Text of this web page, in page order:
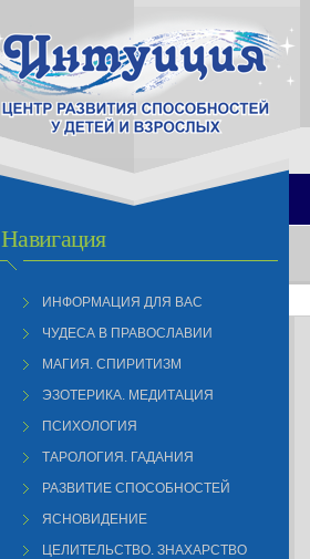
Навигация
ИНФОРМАЦИЯ ДЛЯ ВАС
ЧУДЕСА В ПРАВОСЛАВИИ
МАГИЯ. СПИРИТИЗМ
ЭЗОТЕРИКА. МЕДИТАЦИЯ
ПСИХОЛОГИЯ
ТАРОЛОГИЯ. ГАДАНИЯ
РАЗВИТИЕ СПОСОБНОСТЕЙ
ЯСНОВИДЕНИЕ
ЦЕЛИТЕЛЬСТВО. ЗНАХАРСТВО